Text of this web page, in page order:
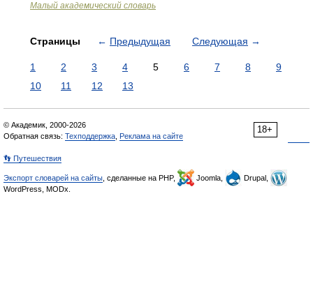
Малый академический словарь
Страницы ← Предыдущая Следующая →
1 2 3 4 5 6 7 8
9
10
11 12 13
18+
© Академик, 2000-2026
Обратная связь: Техподдержка Реклама на сайте
👣 Путешествия
Экспорт словарей на сайты , сделанные на PHP, Joomla,
Drupal,
WordPress, MODx.